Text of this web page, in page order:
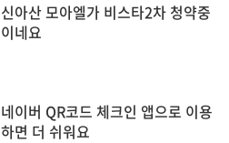
신아산 모아엘가 비스타2차 청약중
이네요
네이버 QR코드 체크인 앱으로 이용
하면 더 쉬워요